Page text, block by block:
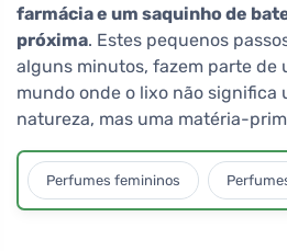
farmácia e um saquinho de
próxima. Estes pequenos
alguns minutos, fazem parte de
mundo onde o lixo não significa
natureza, mas uma matéria-
Perfumes femininos